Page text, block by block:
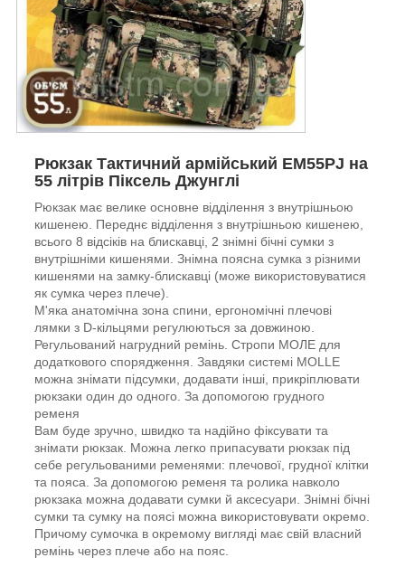
Рюкзак Тактичний армійський EM55PJ на
55 літрів Піксель Джунглі
Рюкзак має велике основне відділення з внутрішньою
кишенею. Переднє відділення з внутрішньою кишенею,
всього 8 відсіків на блискавці, 2 знімні бічні сумки з
внутрішніми кишенями. Знімна поясна сумка з різними
кишенями на замку-блискавці (може використовуватися
як сумка через плече).
М'яка анатомічна зона спини, ергономічні плечові
лямки з D-кільцями регулюються за довжиною.
Регульований нагрудний ремінь. Стропи МОЛЕ для
додаткового спорядження. Завдяки системі MOLLE
можна знімати підсумки, додавати інші, прикріплювати
рюкзаки один до одного. За допомогою грудного
ременя
Вам буде зручно, швидко та надійно фіксувати та
знімати рюкзак. Можна легко припасувати рюкзак під
себе регульованими ременями: плечової, грудної клітки
та пояса. За допомогою ременя та ролика навколо
рюкзака можна додавати сумки й аксесуари. Знімні бічні
сумки та сумку на поясі можна використовувати окремо.
Причому сумочка в окремому вигляді має свій власний
ремінь через плече або на пояс.